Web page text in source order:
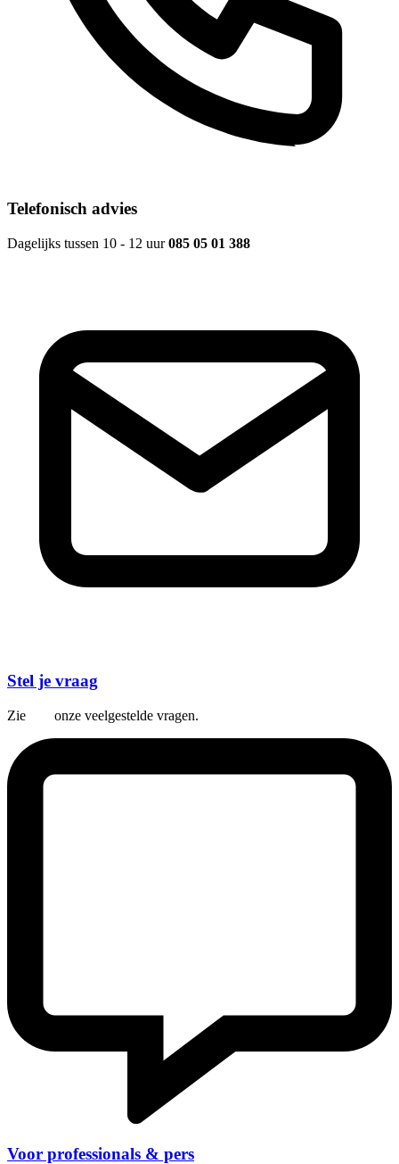
Telefonisch advies
Dagelijks tussen 10 - 12 uur085 05 01 388
Stel je vraag
Zie onze veelgestelde vragen.
Voor professionals & pers